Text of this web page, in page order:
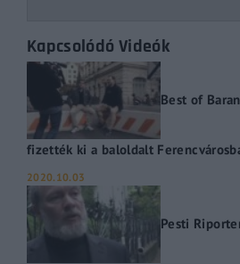
Kapcsolódó Videók
Best of
fizették ki a baloldalt
2020.10.03
Pesti